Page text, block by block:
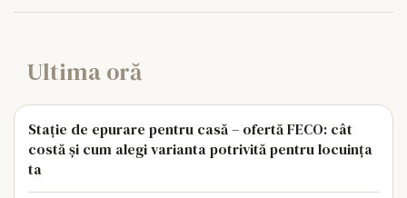
Ultima oră
Stație de epurare pentru casă – ofertă FECO: cât
costă și cum alegi varianta potrivită pentru locuința
ta